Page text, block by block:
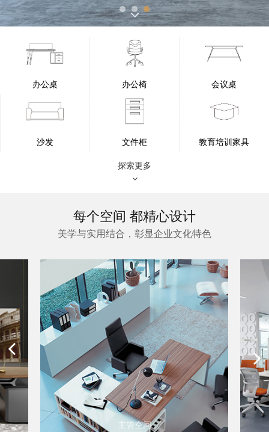
办公桌 办公椅 会议桌
沙发 文件柜 教育培训家具
探索更多
每个空间 都精心设计
美学与实用结合，彰显企业文化特色
职员空间